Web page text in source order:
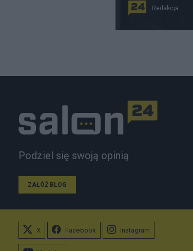
Redakcja
Podziel się swoją opinią
ZAŁÓŻ BLOG
X Facebook Instagram